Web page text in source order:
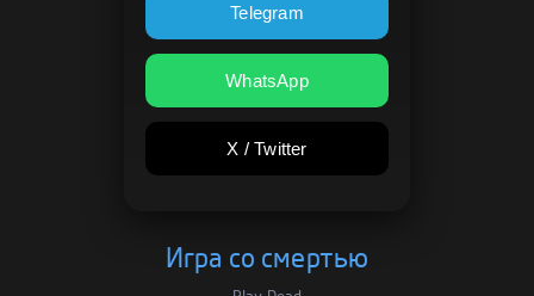
Telegram
WhatsApp
X / Twitter
Игра со смертью